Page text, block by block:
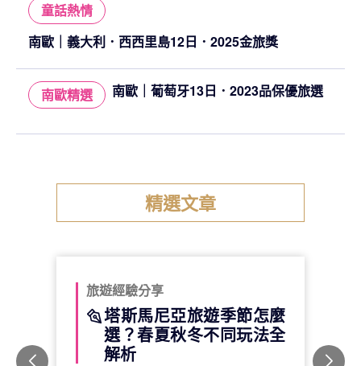
童話熱情
南歐｜義大利．西西里島12日．2025金旅獎
南歐精選 南歐｜葡萄牙13日．2023品保優旅選
精選文章
旅遊經驗分享
塔斯馬尼亞旅遊季節怎麼
選？春夏秋冬不同玩法全
解析